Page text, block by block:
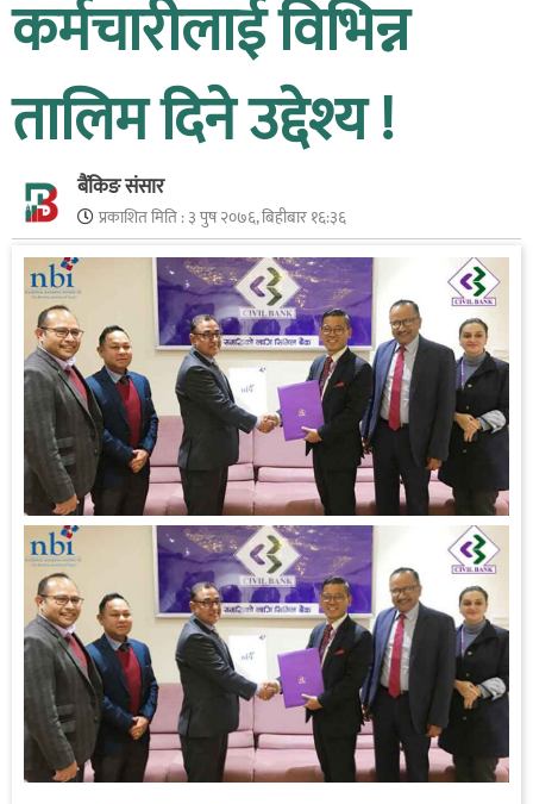
कर्मचारीलाई विभिन्न
तालिम दिने उद्देश्य !
बैंकिङ संसार
प्रकाशित मिति :३ पुष २०७६, बिहीबार १६:३६